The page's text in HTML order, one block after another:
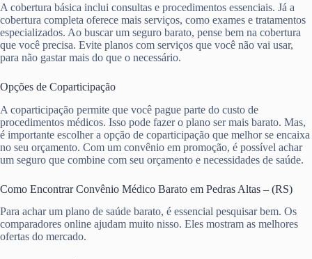
A cobertura básica inclui consultas e procedimentos essenciais. Já a
cobertura completa oferece mais serviços, como exames e tratamentos
especializados. Ao buscar um seguro barato, pense bem na cobertura
que você precisa. Evite planos com serviços que você não vai usar,
para não gastar mais do que o necessário.
Opções de Coparticipação
A coparticipação permite que você pague parte do custo de
procedimentos médicos. Isso pode fazer o plano ser mais barato. Mas,
é importante escolher a opção de coparticipação que melhor se encaixa
no seu orçamento. Com um convênio em promoção, é possível achar
um seguro que combine com seu orçamento e necessidades de saúde.
Como Encontrar Convênio Médico Barato em Pedras Altas – (RS)
Para achar um plano de saúde barato, é essencial pesquisar bem. Os
comparadores online ajudam muito nisso. Eles mostram as melhores
ofertas do mercado.